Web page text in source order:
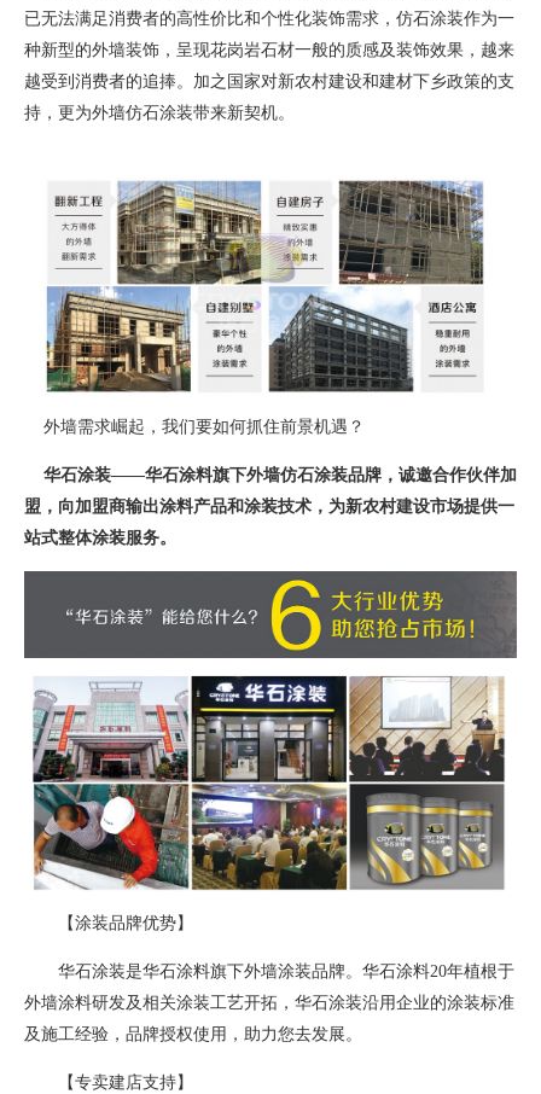
已无法满足消费者的高性价比和个性化装饰需求，仿石涂装作为一
种新型的外墙装饰，呈现花岗岩石材一般的质感及装饰效果，越来
越受到消费者的追捧。加之国家对新农村建设和建材下乡政策的支
持，更为外墙仿石涂装带来新契机。
外墙需求崛起，我们要如何抓住前景机遇？
华石涂装——华石涂料旗下外墙仿石涂装品牌，诚邀合作伙伴加
盟，向加盟商输出涂料产品和涂装技术，为新农村建设市场提供一
站式整体涂装服务。
【涂装品牌优势】
华石涂装是华石涂料旗下外墙涂装品牌。华石涂料20年植根于
外墙涂料研发及相关涂装工艺开拓，华石涂装沿用企业的涂装标准
及施工经验，品牌授权使用，助力您去发展。
【专卖建店支持】